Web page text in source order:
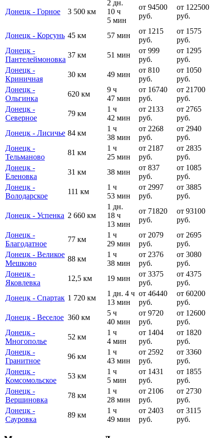
Донецк - Горное 3 500 км
2 дн.
10 ч
5 мин
от 94500
руб.
от 122500
руб.
Донецк - Корсунь 45 км 57 мин
от 1215
руб.
от 1575
руб.
Донецк -
Пантелеймоновка
37 км 51 мин
от 999
руб.
от 1295
руб.
Донецк -
Криничная
30 км 49 мин
от 810
руб.
от 1050
руб.
Донецк -
Ольгинка
620 км
9 ч
47 мин
от 16740
руб.
от 21700
руб.
Донецк -
Cеверное
79 км
1 ч
42 мин
от 2133
руб.
от 2765
руб.
Донецк - Лисичье 84 км
1 ч
38 мин
от 2268
руб.
от 2940
руб.
Донецк -
Тельманово
81 км
1 ч
25 мин
от 2187
руб.
от 2835
руб.
Донецк -
Еленовка
31 км 38 мин
от 837
руб.
от 1085
руб.
Донецк -
Володарское
111 км
1 ч
53 мин
от 2997
руб.
от 3885
руб.
Донецк - Успенка 2 660 км
1 дн.
18 ч
13 мин
от 71820
руб.
от 93100
руб.
Донецк -
Благодатное
77 км
1 ч
29 мин
от 2079
руб.
от 2695
руб.
Донецк - Великое
Мешково
88 км
1 ч
38 мин
от 2376
руб.
от 3080
руб.
Донецк -
Яковлевка
12,5 км 19 мин
от 3375
руб.
от 4375
руб.
Донецк - Спартак 1 720 км
1 дн. 4 ч
13 мин
от 46440
руб.
от 60200
руб.
Донецк - Веселое 360 км
5 ч
40 мин
от 9720
руб.
от 12600
руб.
Донецк -
Многополье
52 км
1 ч
4 мин
от 1404
руб.
от 1820
руб.
Донецк -
Гранитное
96 км
1 ч
43 мин
от 2592
руб.
от 3360
руб.
Донецк -
Комсомольское
53 км
1 ч
5 мин
от 1431
руб.
от 1855
руб.
Донецк -
Вершиновка
78 км
1 ч
28 мин
от 2106
руб.
от 2730
руб.
Донецк -
Сауровка
89 км
1 ч
49 мин
от 2403
руб.
от 3115
руб.